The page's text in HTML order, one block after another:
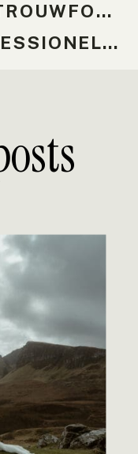
WAAROM EEN PROFESSIONELE TROUWFOTOGRAAF KIEZEN?